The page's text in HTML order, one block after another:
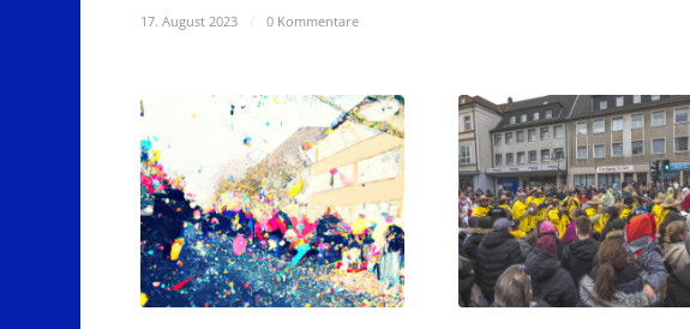
17. August 2023 / 0 Kommentare